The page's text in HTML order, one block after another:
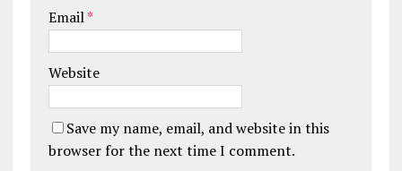
Email*
Website
Save my name, email, and website in this
browser for the next time I comment.